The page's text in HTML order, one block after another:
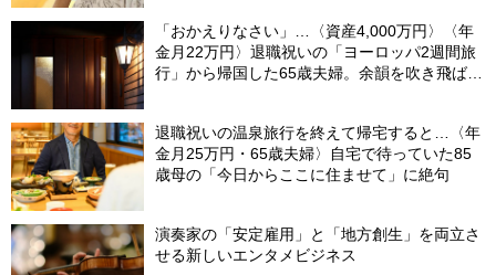
「おかえりなさい」…〈資産4,000万円〉〈年
金月22万円〉退職祝いの「ヨーロッパ2週間旅
行」から帰国した65歳夫婦。余韻を吹き飛ばし
退職祝いの温泉旅行を終えて帰宅すると…〈年
金月25万円・65歳夫婦〉自宅で待っていた85
歳母の「今日からここに住ませて」に絶句
演奏家の「安定雇用」と「地方創生」を両立さ
せる新しいエンタメビジネス